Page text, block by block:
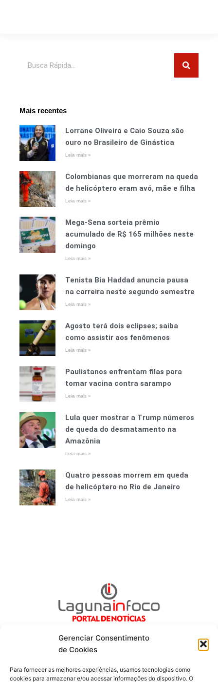
Gerenciar Consentimento
de Cookies
Para fornecer as melhores experiências, usamos tecnologias como
cookies para armazenar e/ou acessar informações do dispositivo. O
Mais recentes
Lorrane Oliveira e Caio Souza são
ouro no Brasileiro de Ginástica
Leia mais »
Colombianas que morreram na queda
de helicóptero eram avó, mãe e filha
Leia mais »
Mega-Sena sorteia prêmio
acumulado de R$ 165 milhões neste
domingo
Leia mais »
Tenista Bia Haddad anuncia pausa
na carreira neste segundo semestre
Leia mais »
Agosto terá dois eclipses; saiba
como assistir aos fenômenos
Leia mais »
Paulistanos enfrentam filas para
tomar vacina contra sarampo
Leia mais »
Lula quer mostrar a Trump números
de queda do desmatamento na
Amazônia
Leia mais »
Quatro pessoas morrem em queda
de helicóptero no Rio de Janeiro
Leia mais »
Fique por dentro de tudo!